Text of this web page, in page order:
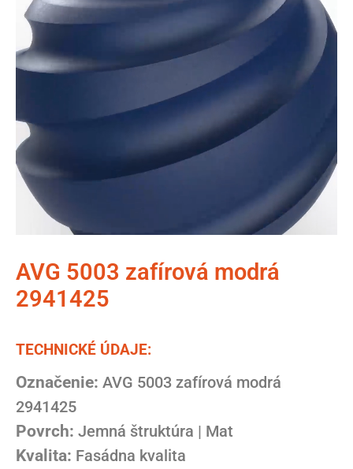
AVG 5003 zafírová modrá
2941425
TECHNICKÉ ÚDAJE:
Označenie: AVG 5003 zafírová modrá
2941425
Povrch: Jemná štruktúra | Mat
Kvalita: Fasádna kvalita